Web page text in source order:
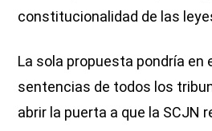
constitucionalidad de las
La sola propuesta pondría en
sentencias de todos los
abrir la puerta a que la SCJN